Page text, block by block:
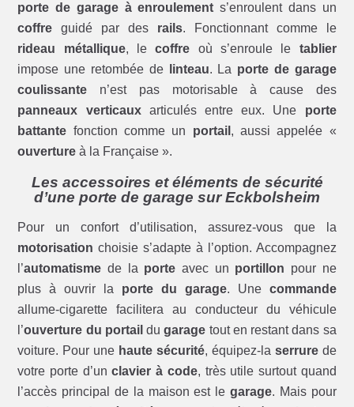
porte de garage à enroulement s’enroulent dans un
coffre guidé par des rails. Fonctionnant comme le
rideau métallique, lecoffre où s’enroule le tablier
impose une retombée de
linteau. La porte de garage
coulissante n’est pas motorisable à cause des
panneaux verticauxarticulés entre eux. Une porte
battante fonction comme un portail , aussi appelée «
ouverture à la Française ».
Les accessoires et éléments de sécurité
d’une porte de garage sur Eckbolsheim
Pour un confort d’utilisation, assurez-vous que la
motorisation choisie s’adapte à l’option. Accompagnez
l’automatisme de la porte avec un portillon pour ne
plus à ouvrir la porte du garage. Une commande
allume-cigarette facilitera au conducteur du véhicule
l’ouverture du portail dugarage tout en restant dans sa
voiture. Pour une haute sécurité, équipez-la serrurede
votre porte d’unclavier à code, très utile surtout quand
l’accès principal de la maison est le garage. Mais pour